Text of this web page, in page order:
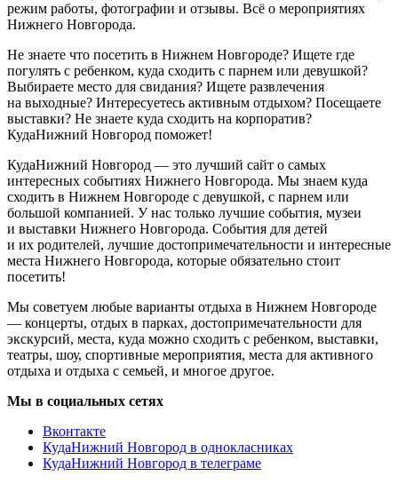
режим работы, фотографии и отзывы. Всё о мероприятиях
Нижнего Новгорода.
Не знаете что посетить в Нижнем Новгороде? Ищете где
погулять с ребенком, куда сходить с парнем или девушкой?
Выбираете место для свидания? Ищете развлечения
на выходные? Интересуетесь активным отдыхом? Посещаете
выставки? Не знаете куда сходить на корпоратив?
КудаНижний Новгород поможет!
КудаНижний Новгород — это лучший сайт о самых
интересных событиях Нижнего Новгорода. Мы знаем куда
сходить в Нижнем Новгороде с девушкой, с парнем или
большой компанией. У нас только лучшие события, музеи
и выставки Нижнего Новгорода. События для детей
и их родителей, лучшие достопримечательности и интересные
места Нижнего Новгорода, которые обязательно стоит
посетить!
Мы советуем любые варианты отдыха в Нижнем Новгороде
— концерты, отдых в парках, достопримечательности для
экскурсий, места, куда можно сходить с ребенком, выставки,
театры, шоу, спортивные мероприятия, места для активного
отдыха и отдыха с семьей, и многое другое.
Мы в социальных сетях
Вконтакте
КудаНижний Новгород в однокласниках
КудаНижний Новгород в телеграме